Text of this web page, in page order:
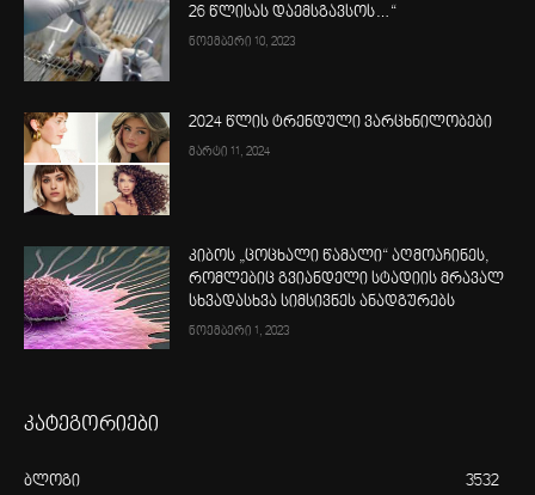
26 წლისას დაემსგავსოს…“
ნოემბერი 10, 2023
2024 წლის ტრენდული ვარცხნილობები
მარტი 11, 2024
კიბოს „ცოცხალი წამალი“ აღმოაჩინეს,
რომლებიც გვიანდელი სტადიის მრავალ
სხვადასხვა სიმსივნეს ანადგურებს
ნოემბერი 1, 2023
კატეგორიები
ბლოგი 3532